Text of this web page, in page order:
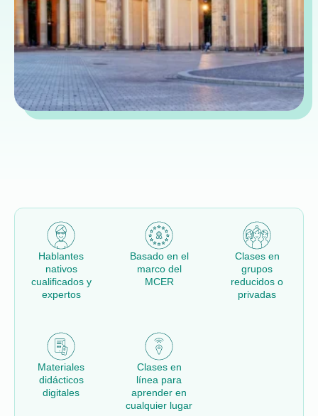
Hablantes
nativos
cualificados y
expertos
Basado en el
marco del
MCER
Clases en
grupos
reducidos o
privadas
Materiales
didácticos
digitales
Clases en
línea para
aprender en
cualquier lugar